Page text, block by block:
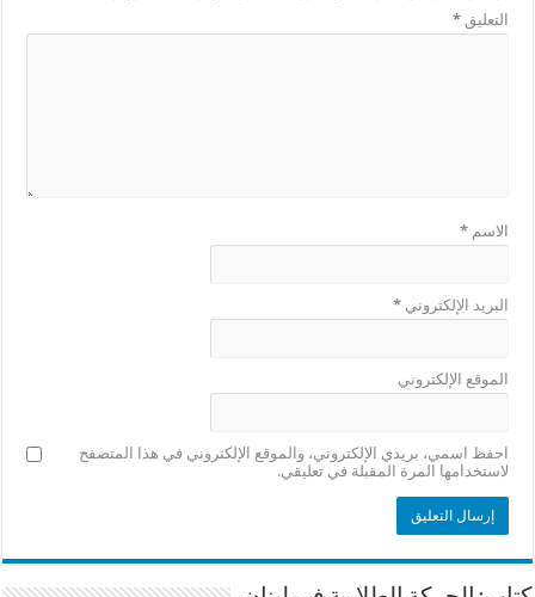
التعليق*
الاسم*
البريد الإلكتروني*
الموقع الإلكتروني
احفظ اسمي، بريدي الإلكتروني، والموقع الإلكتروني في هذا المتصفح
لاستخدامها المرة المقبلة في تعليقي.